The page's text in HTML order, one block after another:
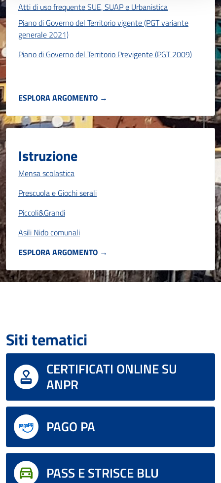
Atti di uso frequente SUE, SUAP e Urbanistica
Piano di Governo del Territorio vigente (PGT variante
generale 2021)
Piano di Governo del Territorio Previgente (PGT 2009)
ESPLORA ARGOMENTO →
Istruzione
Mensa scolastica
Prescuola e Giochi serali
Piccoli&Grandi
Asili Nido comunali
ESPLORA ARGOMENTO →
Siti tematici
CERTIFICATI ONLINE SU
ANPR
PAGO PA
PASS E STRISCE BLU